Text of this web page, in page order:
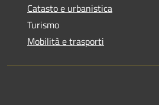
Catasto e urbanistica
Turismo
Mobilità e trasporti